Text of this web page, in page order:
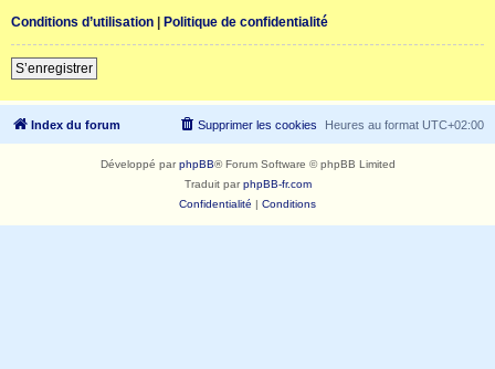
Conditions d’utilisation | Politique de confidentialité
S’enregistrer
Index du forum Heures au format UTC+02:00
Supprimer les cookies
Développé parphpBB® Forum Software © phpBB Limited
Traduit parphpBB-fr.com
Confidentialité | Conditions